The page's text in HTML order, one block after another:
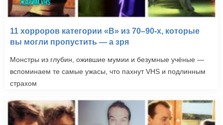
11 хорроров категории «B» из 70–90-х, которые
вы могли пропустить — а зря
Монстры из глубин, ожившие мумии и безумные учёные —
вспоминаем те самые ужасы, что пахнут VHS и подлинным
страхом